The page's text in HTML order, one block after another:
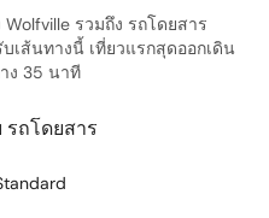
Wolfville รวมถึง รถโดยสาร
เส้นทางนี้ เที่ยวแรกสุดออกเดิน
ง 35 นาที
รถโดยสาร